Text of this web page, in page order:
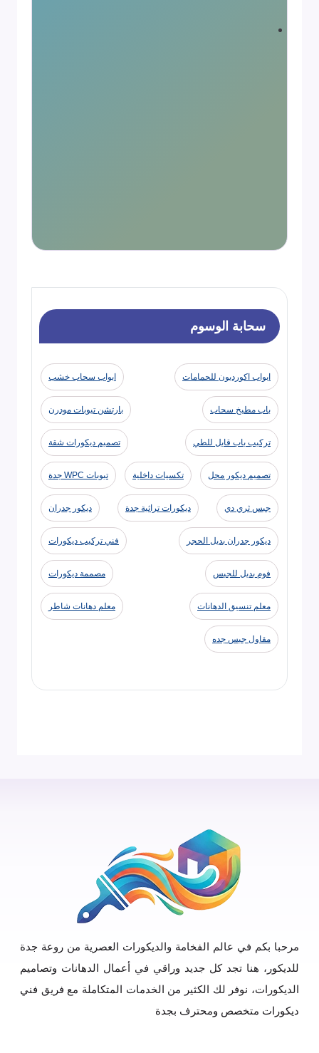
سحابة الوسوم
ابواب اكورديون للحمامات ابواب سحاب خشب
باب مطبخ سحاب بارتشن تيوبات مودرن
تركيب باب قابل للطي تصميم ديكورات شقة
تصميم ديكور محل تكسيات داخلية تيوبات WPC جدة
جبس ثري دي ديكورات تراثية جدة ديكور جدران
ديكور جدران بديل الحجر فني تركيب ديكورات
فوم بديل للجبس مصممة ديكورات
معلم تنسيق الدهانات معلم دهانات شاطر
مقاول جبس جده
مرحبا بكم في عالم الفخامة والديكورات العصرية من روعة جدة
للديكور، هنا تجد كل جديد وراقي في أعمال الدهانات وتصاميم
الديكورات، نوفر لك الكثير من الخدمات المتكاملة مع فريق فني
ديكورات متخصص ومحترف بجدة